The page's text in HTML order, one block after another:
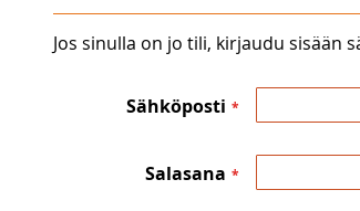
Jos sinulla on jo tili, kirjaudu sisään
Sähköposti
Salasana